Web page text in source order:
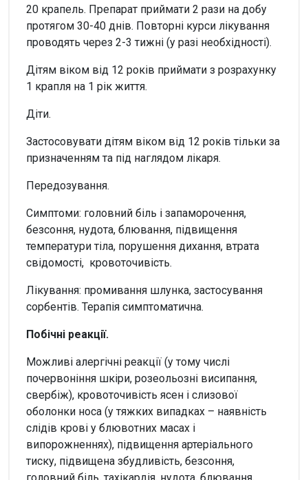
20 крапель. Препарат приймати 2 рази на добу
протягом 30-40 днів. Повторні курси лікування
проводять через 2-3 тижні (у разі необхідності).
Дітям віком від 12 років приймати з розрахунку
1 крапля на 1 рік життя.
Діти.
Застосовувати дітям віком від 12 років тільки за
призначенням та під наглядом лікаря.
Передозування.
Симптоми: головний біль і запаморочення,
безсоння, нудота, блювання, підвищення
температури тіла, порушення дихання, втрата
свідомості, кровоточивість.
Лікування: промивання шлунка, застосування
сорбентів. Терапія симптоматична.
Побічні реакції.
Можливі алергічні реакції (у тому числі
почервоніння шкіри, розеольозні висипання,
свербіж), кровоточивість ясен і слизової
оболонки носа (у тяжких випадках – наявність
слідів крові у блювотних масах і
випорожненнях), підвищення артеріального
тиску, підвищена збудливість, безсоння,
головний біль, тахікардія, нудота, блювання,